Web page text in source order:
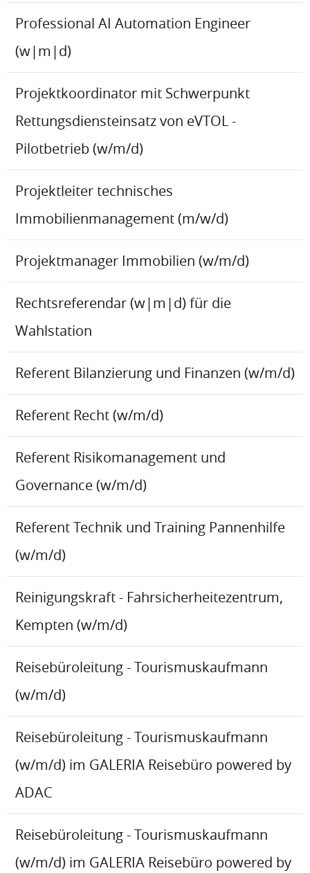
Professional AI Automation Engineer
(w|m|d)
Projektkoordinator mit Schwerpunkt
Rettungsdiensteinsatz von eVTOL -
Pilotbetrieb (w/m/d)
Projektleiter technisches
Immobilienmanagement (m/w/d)
Projektmanager Immobilien (w/m/d)
Rechtsreferendar (w|m|d) für die
Wahlstation
Referent Bilanzierung und Finanzen (w/m/d)
Referent Recht (w/m/d)
Referent Risikomanagement und
Governance (w/m/d)
Referent Technik und Training Pannenhilfe
(w/m/d)
Reinigungskraft - Fahrsicherheitezentrum,
Kempten (w/m/d)
Reisebüroleitung - Tourismuskaufmann
(w/m/d)
Reisebüroleitung - Tourismuskaufmann
(w/m/d) im GALERIA Reisebüro powered by
ADAC
Reisebüroleitung - Tourismuskaufmann
(w/m/d) im GALERIA Reisebüro powered by